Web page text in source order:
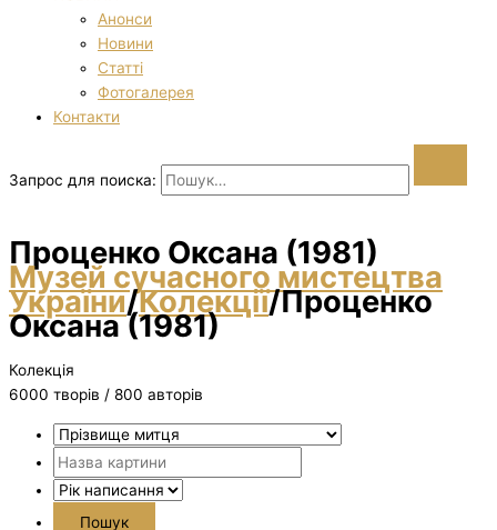
Анонси
Новини
Статті
Фотогалерея
Контакти
Запрос для поиска:
Проценко Оксана (1981)
Музей сучасного мистецтва
України/Колекції/Проценко
Оксана (1981)
Колекція
6000 творiв / 800 авторів